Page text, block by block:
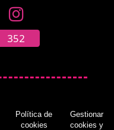
352
Política de
cookies
Gestionar
cookies y